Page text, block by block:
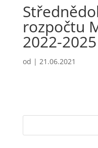
rozpočtu
2022-2025
od | 21.06.2021